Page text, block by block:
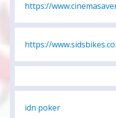
https://
https://
idn poker